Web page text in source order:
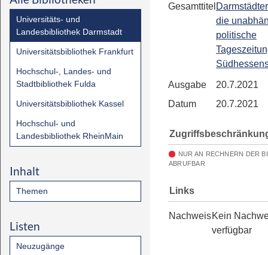
Universitäts- und
Landesbibliothek Darmstadt
Universitätsbibliothek Frankfurt
Hochschul-, Landes- und
Stadtbibliothek Fulda
Universitätsbibliothek Kassel
Hochschul- und
Landesbibliothek RheinMain
Inhalt
Themen
Listen
Neuzugänge
Gesamttitel
die
politische
Ausgabe
20.7.2021
Datum
20.7.2021
NUR AN RECHNERN DER
ABRUFBAR
Links
NachweisKein
verfügbar